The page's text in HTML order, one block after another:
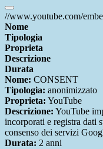
//www.youtube.com/
Nome
Tipologia
Proprieta
Descrizione
Durata
Nome: CONSENT
Tipologia: anonimizzato
Proprieta: YouTube
Descrizione: YouTube
incorporati e registra dati
consenso dei servizi
Durata: 2 anni